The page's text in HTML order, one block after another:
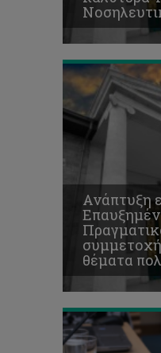
θέματα
Ανάπτυξη
θέματα
συνεργασίας
μεταξύ
Κύπρου
και
Ελληνικής
Τράπεζας